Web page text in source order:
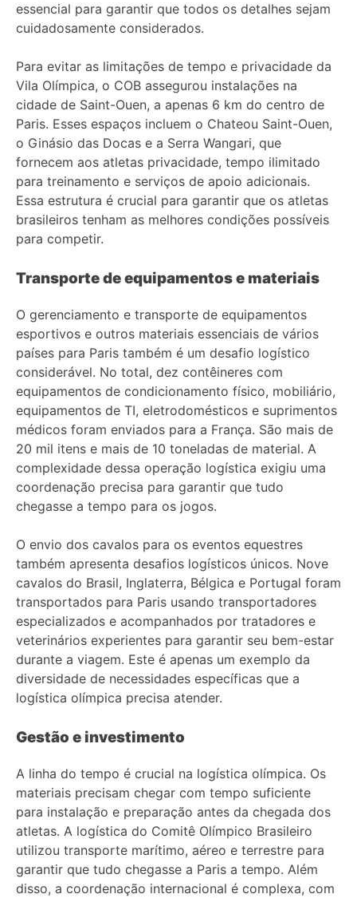
essencial para garantir que todos os detalhes sejam
cuidadosamente considerados.
Para evitar as limitações de tempo e privacidade da
Vila Olímpica, o COB assegurou instalações na
cidade de Saint-Ouen, a apenas 6 km do centro de
Paris. Esses espaços incluem o Chateou Saint-Ouen,
o Ginásio das Docas e a Serra Wangari, que
fornecem aos atletas privacidade, tempo ilimitado
para treinamento e serviços de apoio adicionais.
Essa estrutura é crucial para garantir que os atletas
brasileiros tenham as melhores condições possíveis
para competir.
Transporte de equipamentos e materiais
O gerenciamento e transporte de equipamentos
esportivos e outros materiais essenciais de vários
países para Paris também é um desafio logístico
considerável. No total, dez contêineres com
equipamentos de condicionamento físico, mobiliário,
equipamentos de TI, eletrodomésticos e suprimentos
médicos foram enviados para a França. São mais de
20 mil itens e mais de 10 toneladas de material. A
complexidade dessa operação logística exigiu uma
coordenação precisa para garantir que tudo
chegasse a tempo para os jogos.
O envio dos cavalos para os eventos equestres
também apresenta desafios logísticos únicos. Nove
cavalos do Brasil, Inglaterra, Bélgica e Portugal foram
transportados para Paris usando transportadores
especializados e acompanhados por tratadores e
veterinários experientes para garantir seu bem-estar
durante a viagem. Este é apenas um exemplo da
diversidade de necessidades específicas que a
logística olímpica precisa atender.
Gestão e investimento
A linha do tempo é crucial na logística olímpica. Os
materiais precisam chegar com tempo suficiente
para instalação e preparação antes da chegada dos
atletas. A logística do Comitê Olímpico Brasileiro
utilizou transporte marítimo, aéreo e terrestre para
garantir que tudo chegasse a Paris a tempo. Além
disso, a coordenação internacional é complexa, com